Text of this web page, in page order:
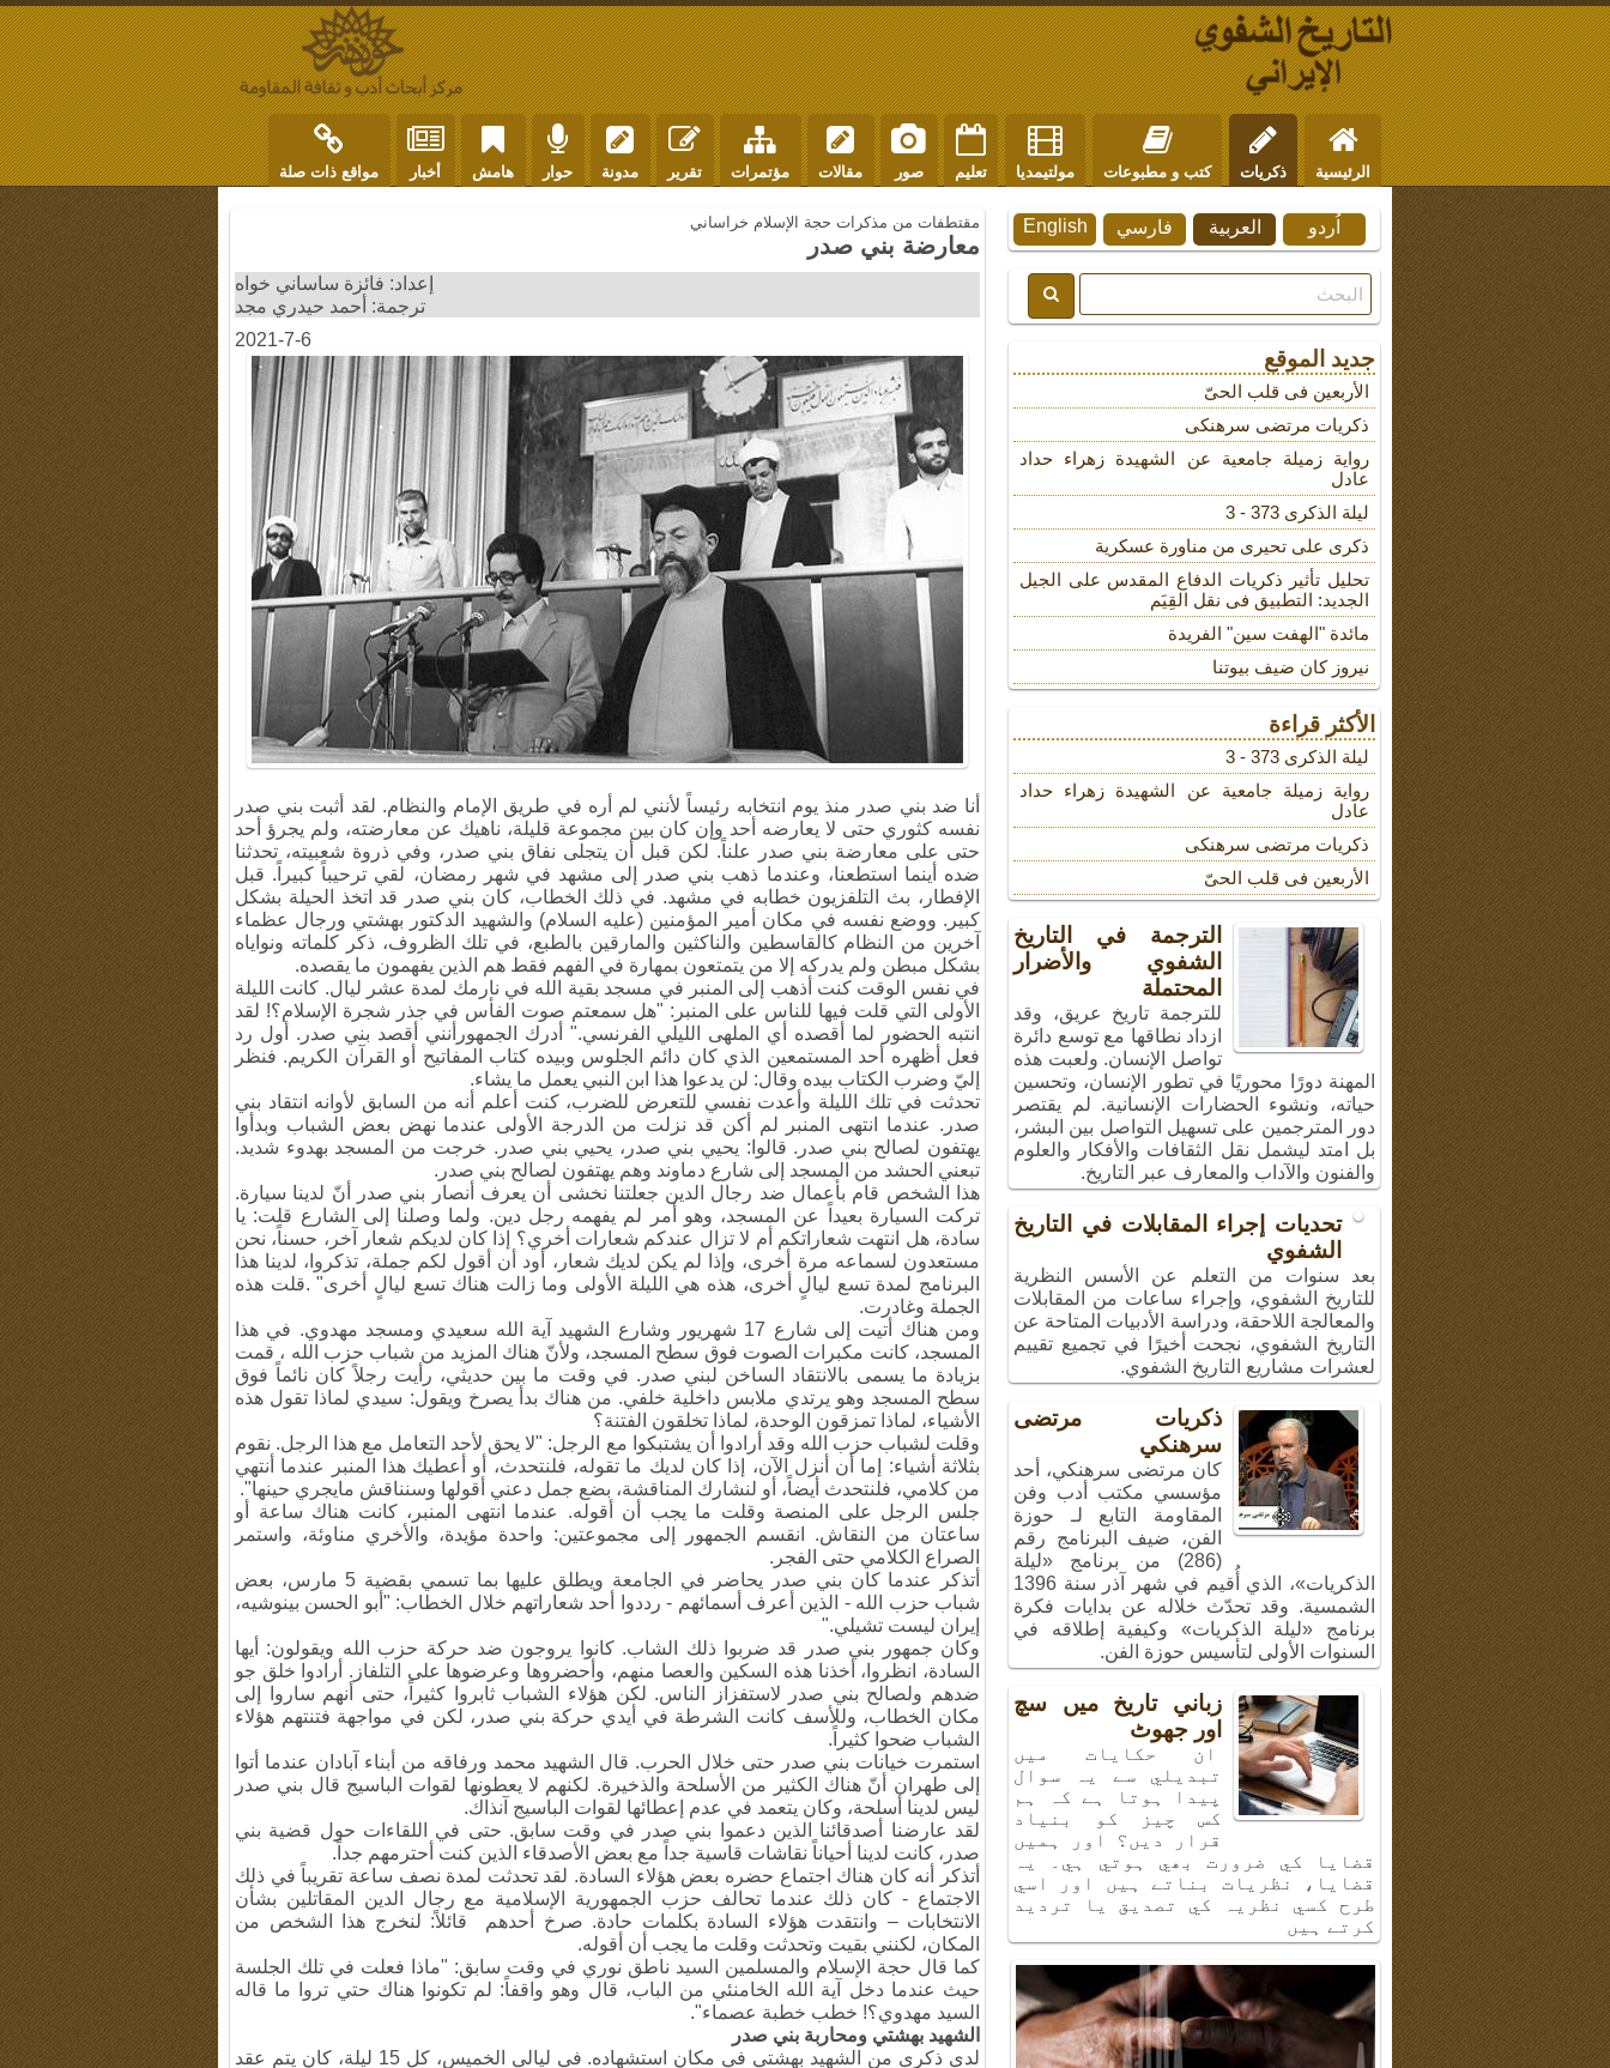
الرئيسية ذكريات كتب و مطبوعات مولتيمديا تعليم صور مقالات مؤتمرات تقرير مدونة حوار هامش أخبار مواقع ذات صلة
مقتطفات من مذكرات حجة الإسلام خراساني
معارضة بني صدر
إعداد: فائزة ساساني خواه
ترجمة: أحمد حيدري مجد
2021-7-6
أنا ضد بني صدر منذ يوم انتخابه رئيساً لأنني لم أره في طريق الإمام والنظام. لقد أثبت بني صدر
نفسه كثوري حتى لا يعارضه أحد وإن كان بين مجموعة قليلة، ناهيك عن معارضته، ولم يجرؤ أحد
حتى على معارضة بني صدر علناً. لكن قبل أن يتجلى نفاق بني صدر، وفي ذروة شعبيته، تحدثنا
ضده أينما استطعنا، وعندما ذهب بني صدر إلى مشهد في شهر رمضان، لقي ترحيباً كبيراً . قبل
الإفطار، بث التلفزيون خطابه في مشهد. في ذلك الخطاب، كان بني صدر قد اتخذ الحيلة بشكل
كبير. ووضع نفسه في مكان أمير المؤمنين (عليه السلام) والشهيد الدكتور بهشتي ورجال عظماء
آخرين من النظام كالقاسطين والناكثين والمارقين بالطبع، في تلك الظروف، ذكر كلماته ونواياه
بشكل مبطن ولم يدركه إلا من يتمتعون بمهارة في الفهم فقط هم الذين يفهمون ما يقصده.
في نفس الوقت كنت أذهب إلى المنبر في مسجد بقية الله في نارمك لمدة عشر ليال. كانت الليلة
الأولى التي قلت فيها للناس على المنبر: "هل سمعتم صوت الفأس في جذر شجرة الإسلام؟! لقد
انتبه الحضور لما أقصده أي الملهى الليلي الفرنسي". أدرك الجمهورأنني أقصد بني صدر . أول رد
فعل أظهره أحد المستمعين الذي كان دائم الجلوس وبيده كتاب المفاتيح أو القرآن الكريم. فنظر
إليّ وضرب الكتاب بيده وقال: لن يدعوا هذا ابن النبي يعمل ما يشاء.
تحدثت في تلك الليلة وأعدت نفسي للتعرض للضرب، كنت أعلم أنه من السابق لأوانه انتقاد بني
صدر . عندما انتهى المنبر لم أكن قد نزلت من الدرجة الأولى عندما نهض بعض الشباب وبدأوا
يهتفون لصالح بني صدر . قالوا: يحيي بني صدر، يحيي بني صدر . خرجت من المسجد بهدوء شديد.
تبعني الحشد من المسجد إلى شارع دماوند وهم يهتفون لصالح بني صدر .
هذا الشخص قام بأعمال ضد رجال الدين جعلتنا نخشى أن يعرف أنصار بني صدر أنّ لدينا سيارة.
تركت السيارة بعيداً عن المسجد، وهو أمر لم يفهمه رجل دين. ولما وصلنا إلى الشارع قلت: يا
سادة، هل انتهت شعاراتكم أم لا تزال عندكم شعارات أخري؟ إذا كان لديكم شعار آخر، حسناً، نحن
مستعدون لسماعه مرة أخرى، وإذا لم يكن لديك شعار، أود أن أقول لكم جملة، تذكروا، لدينا هذا
البرنامج لمدة تسع ليالٍ أخرى، هذه هي الليلة الأولى وما زالت هناك تسع ليالٍ أخرى" .قلت هذه
الجملة وغادرت.
ومن هناك أتيت إلى شارع 17 شهريور وشارع الشهيد آية الله سعيدي ومسجد مهدوي
. في هذا
المسجد، كانت مكبرات الصوت فوق سطح المسجد، ولأنّ هناك المزيد من شباب حزب الله ، قمت
بزيادة ما يسمى بالانتقاد الساخن لبني صدر . في وقت ما بين حديثي، رأيت رجلاً كان نائماً فوق
سطح المسجد وهو يرتدي ملابس داخلية خلفي. من هناك بدأ يصرخ ويقول: سيدي لماذا تقول هذه
الأشياء، لماذا تمزقون الوحدة، لماذا تخلقون الفتنة؟
وقلت لشباب حزب الله وقد أرادوا أن يشتبكوا مع الرجل: "لا يحق لأحد التعامل مع هذا الرجل. نقوم
بثلاثة أشياء: إما أن أنزل الآن، إذا كان لديك ما تقوله، فلنتحدث، أو أعطيك هذا المنبر عندما أنتهي
من كلامي، فلنتحدث أيضاً، أو لنشارك المناقشة، بضع جمل دعني أقولها وسنناقش مايجري حينها."
جلس الرجل على المنصة وقلت ما يجب أن أقوله. عندما انتهى المنبر، كانت هناك ساعة أو
ساعتان من النقاش. انقسم الجمهور إلى مجموعتين: واحدة مؤيدة، والأخري مناوئة، واستمر
الصراع الكلامي حتى الفجر.
أتذكر عندما كان بني صدر يحاضر في الجامعة ويطلق عليها بما تسمي بقضية 5 مارس، بعض
شباب حزب الله - الذين أعرف أسمائهم - رددوا أحد شعاراتهم خلال الخطاب: "أبو الحسن بينوشيه،
إيران ليست تشيلي".
وكان جمهور بني صدر قد ضربوا ذلك الشاب. كانوا يروجون ضد حركة حزب الله ويقولون: أيها
السادة، انظروا، أخذنا هذه السكين والعصا منهم، وأحضروها وعرضوها على التلفاز . أرادوا خلق جو
ضدهم ولصالح بني صدر لاستفزاز الناس. لكن هؤلاء الشباب ثابروا كثيراً، حتى أنهم ساروا إلى
مكان الخطاب، وللأسف كانت الشرطة في أيدي حركة بني صدر، لكن في مواجهة فتنتهم هؤلاء
الشباب ضحوا كثيراً .
استمرت خيانات بني صدر حتى خلال الحرب. قال الشهيد محمد ورفاقه من أبناء آبادان عندما أتوا
إلى طهران أنّ هناك الكثير من الأسلحة والذخيرة. لكنهم لا يعطونها لقوات الباسيج قال بني صدر
ليس لدينا أسلحة، وكان يتعمد في عدم إعطائها لقوات الباسيج آنذاك.
لقد عارضنا أصدقائنا الذين دعموا بني صدر في وقت سابق. حتى في اللقاءات حول قضية بني
صدر، كانت لدينا أحياناً نقاشات قاسية جداً مع بعض الأصدقاء الذين كنت أحترمهم جداً.
أتذكر أنه كان هناك اجتماع حضره بعض هؤلاء السادة. لقد تحدثت لمدة نصف ساعة تقريباً في ذلك
الاجتماع - كان ذلك عندما تحالف حزب الجمهورية الإسلامية مع رجال الدين المقاتلين بشأن
الانتخابات – وانتقدت هؤلاء السادة بكلمات حادة. صرخ أحدهم قائلاً: لنخرج هذا الشخص من
المكان، لكنني بقيت وتحدثت وقلت ما يجب أن أقوله.
كما قال حجة الإسلام والمسلمين السيد ناطق نوري في وقت سابق: "ماذا فعلت في تلك الجلسة
حيث عندما دخل آية الله الخامنئي من الباب، قال وهو واقفاً: لم تكونوا هناك حتي تروا ما قاله
السيد مهدوي؟! خطب خطبة عصماء".
الشهيد بهشتي ومحاربة بني صدر
لدي ذكرى من الشهيد بهشتي في مكان استشهاده.
في ليالي الخميس، كل 15 ليلة، كان يتم عقد
English فارسي العربية اُردو
جديد الموقع
الأربعین فی قلب الحیّ
ذکریات مرتضى سرهنکی
روایة زمیلة جامعیة عن الشهیدة زهراء حداد
عادل
لیلة الذکرى 373 - 3
ذکری علی تحیری من مناورة عسکریة
تحلیل تأثیر ذکریات الدفاع المقدس على الجیل
الجدید: التطبیق فی نقل القِیَم
مائدة "الهفت سین" الفریدة
نیروز کان ضیف بیوتنا
الأكثر قراءة
لیلة الذکرى 373 - 3
روایة زمیلة جامعیة عن الشهیدة زهراء حداد
عادل
ذکریات مرتضى سرهنکی
الأربعین فی قلب الحیّ
الترجمة في التاريخ
الشفوي والأضرار
المحتملة
للترجمة تاريخ عريق، وقد
ازداد نطاقها مع توسع دائرة
تواصل الإنسان. ولعبت هذه
المهنة دورًا محوريًا في تطور الإنسان، وتحسين
حياته، ونشوء الحضارات الإنسانية. لم يقتصر
دور المترجمين على تسهيل التواصل بين البشر،
بل امتد ليشمل نقل الثقافات والأفكار والعلوم
والفنون والآداب والمعارف عبر التاريخ.
تحديات إجراء
الشفوي
بعد سنوات من التعلم عن
الأسس النظرية للتاريخ
الشفوي، وإجراء ساعات
من المقابلات والمعالجة اللاحقة، ودراسة
أخيرًا في تجميع تقييم لعشرات مشاريع التاريخ
ذكريات مرتضى
سرهنكي
كان مرتضى سرهنكي، أحد
مؤسسي مكتب أدب وفن
المقاومة التابع لـ حوزة
الفن، ضيف البرنامج رقم
(286) من برنامج «ليلة
برنامج «ليلة الذكريات» وكيفية إطلاقه في
السنوات الأولى لتأسيس حوزة الفن.
زباني تاريخ ميں سچ
اور جھوٹ
ان حكايات ميں
تبديلي سے يہ سوال
پيدا ہوتا ہے كہ ہم
كس چيز كو بنياد
قرار ديں؟ اور ہميں
قضايا كي ضرورت بھي ہوتي ہي۔ يہ
طرح كسي نظريہ كي تصديق يا ترديد
كرتے ہيں